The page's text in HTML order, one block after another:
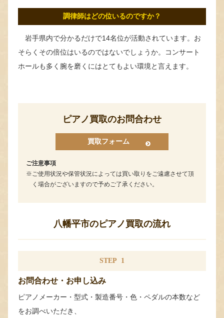
調律師はどの位いるのですか？
岩手県内で分かるだけで14名位が活動されています。お
そらくその倍位はいるのではないでしょうか。コンサート
ホールも多く腕を磨くにはとてもよい環境と言えます。
ピアノ買取のお問合わせ
買取フォーム
ご注意事項
ご使用状況や保管状況によっては買い取りをご遠慮させて頂
く場合がございますので予めご了承ください。
八幡平市のピアノ買取の流れ
STEP 1
お問合わせ・お申し込み
ピアノメーカー・型式・製造番号・色・ペダルの本数など
をお調べいただき、